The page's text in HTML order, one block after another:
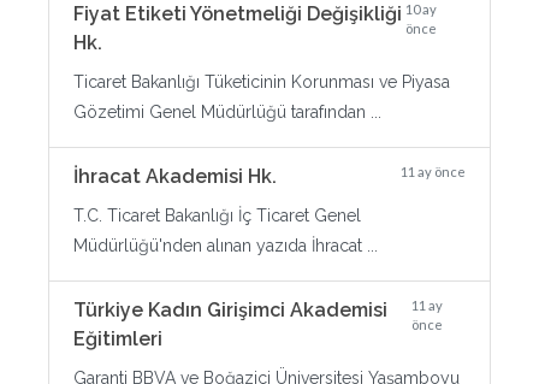
Fiyat Etiketi Yönetmeliği Değişikliği
Hk.
10 ay
önce
Ticaret Bakanlığı Tüketicinin Korunması ve Piyasa
Gözetimi Genel Müdürlüğü tarafından ...
İhracat Akademisi Hk. 11 ay önce
T.C. Ticaret Bakanlığı İç Ticaret Genel
Müdürlüğü'nden alınan yazıda İhracat ...
Türkiye Kadın Girişimci Akademisi
Eğitimleri
11 ay
önce
Garanti BBVA ve Boğaziçi Üniversitesi Yaşamboyu